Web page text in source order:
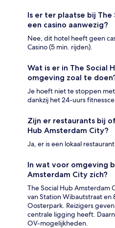
Is er ter plaatse bij The
een casino aanwezig?
Nee, dit hotel heeft geen
Casino (5 min. rijden).
Wat is er in The Social
omgeving zoal te
Je hoeft niet te stoppen
dankzij het 24-uurs
Zijn er restaurants bij
Hub Amsterdam City?
Ja, er is een lokaal
In wat voor omgeving
Amsterdam City zich?
The Social Hub Amsterdam
van Station Wibautstraat
Oosterpark. Reizigers
centrale ligging heeft.
OV-mogelijkheden.